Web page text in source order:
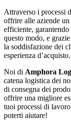
Attraverso i processi
offrire alle aziende
efficiente,
questo modo, e
la soddisfazione dei
esperienza d’acquisto.
Noi di Amphora
catena logistica dei
di consegna dei
offrire una migliore
tuoi processi di
poterti aiutare!